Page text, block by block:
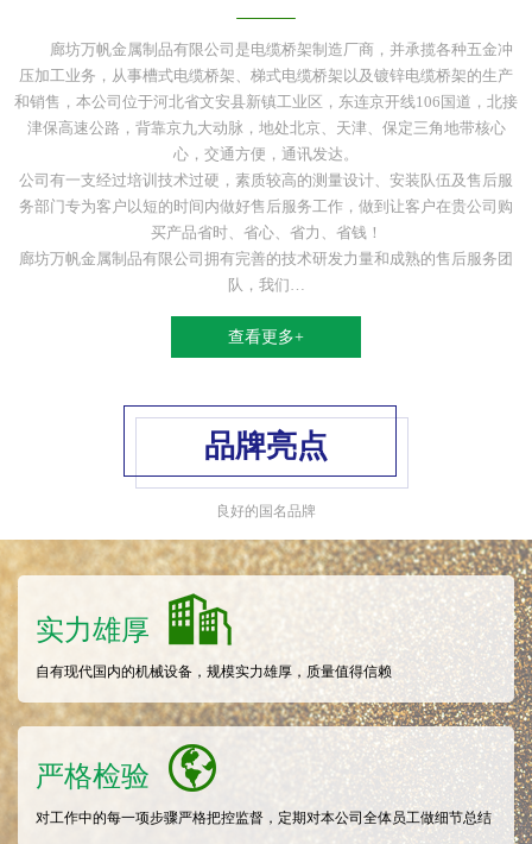
廊坊万帆金属制品有限公司是电缆桥架制造厂商，并承揽各种五金冲
压加工业务，从事槽式电缆桥架、梯式电缆桥架以及镀锌电缆桥架的生产
和销售，本公司位于河北省文安县新镇工业区，东连京开线106国道，北接
津保高速公路，背靠京九大动脉，地处北京、天津、保定三角地带核心
心，交通方便，通讯发达。
公司有一支经过培训技术过硬，素质较高的测量设计、安装队伍及售后服
务部门专为客户以短的时间内做好售后服务工作，做到让客户在贵公司购
买产品省时、省心、省力、省钱！
廊坊万帆金属制品有限公司拥有完善的技术研发力量和成熟的售后服务团
队，我们…
查看更多+
品牌亮点
良好的国名品牌
实力雄厚
自有现代国内的机械设备，规模实力雄厚，质量值得信赖
严格检验
对工作中的每一项步骤严格把控监督，定期对本公司全体员工做细节总结